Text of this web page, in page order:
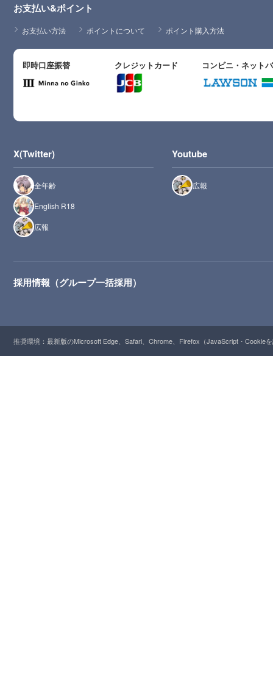
お支払い&ポイント
お支払い方法 ポイントについて ポイント購入方法
即時口座振替 クレジットカード コンビニ・ネット
X(Twitter)
全年齢
English R18
広報
Youtube
広報
採用情報（グループ一括採用）
推奨環境：最新版のMicrosoft Edge、Safari、Chrome、Firefox（JavaScript・Cookie